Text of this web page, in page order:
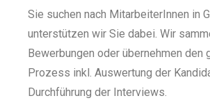
Sie suchen nach MitarbeiterInnen in
unterstützen wir Sie dabei. Wir
Bewerbungen oder übernehmen den
Prozess inkl. Auswertung der
Durchführung der Interviews.